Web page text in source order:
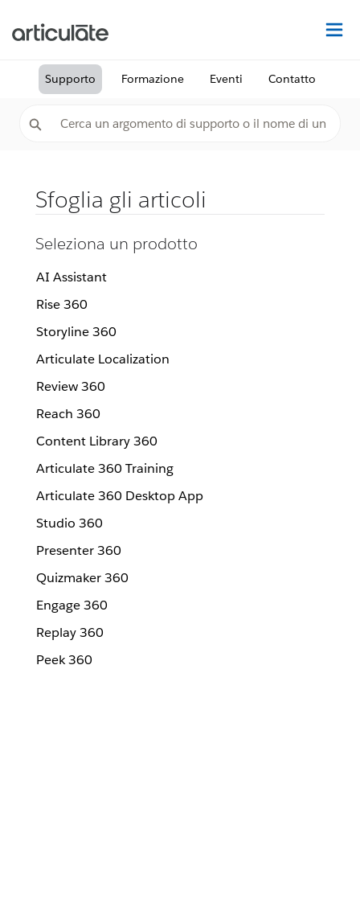
Supporto Formazione Eventi Contatto
Sfoglia gli articoli
Seleziona un prodotto
AI Assistant
Rise 360
Storyline 360
Articulate Localization
Review 360
Reach 360
Content Library 360
Articulate 360 Training
Articulate 360 Desktop App
Studio 360
Presenter 360
Quizmaker 360
Engage 360
Replay 360
Peek 360